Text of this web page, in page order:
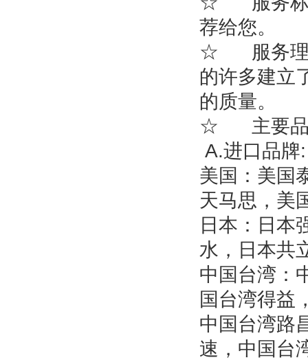
荐给您。
☆ 服务理念
的许多建立
的质量。
☆ 主要品
A.进口品牌:
美国：美国
天马思，美
日本：日本
水，日本共
中国台湾：
国台湾得益
中国台湾路
速，中国台